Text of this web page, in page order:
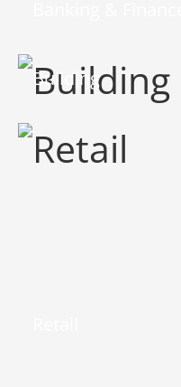
Building